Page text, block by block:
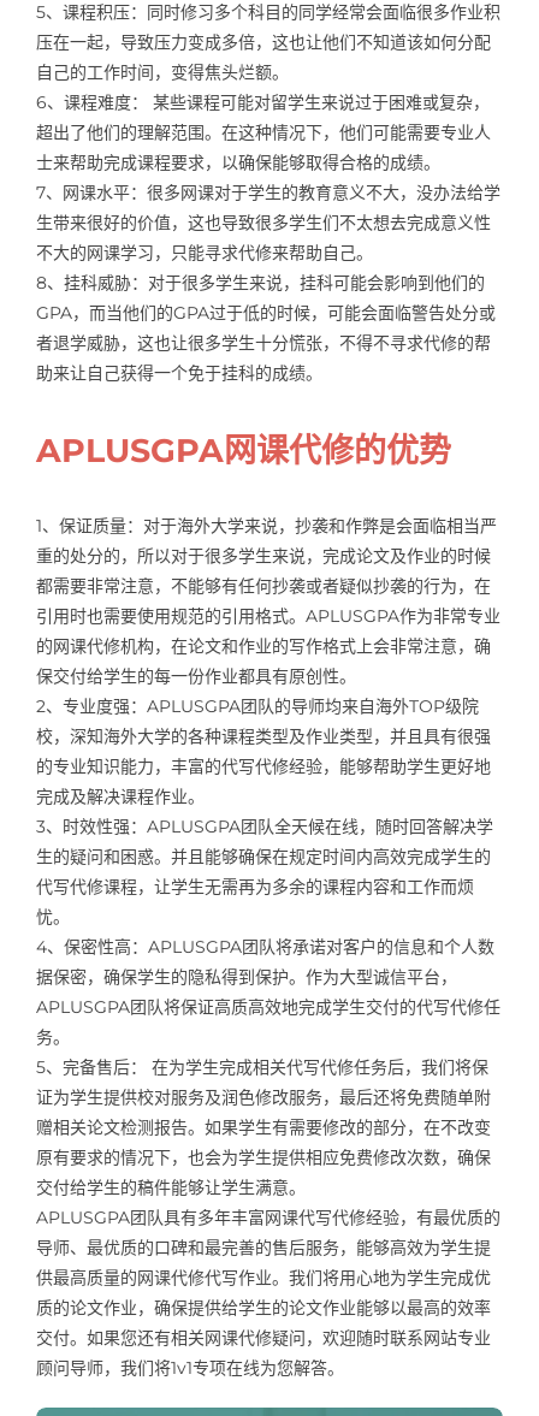
5、课程积压：同时修习多个科目的同学经常会面临很多作业积
压在一起，导致压力变成多倍，这也让他们不知道该如何分配
自己的工作时间，变得焦头烂额。
6、课程难度： 某些课程可能对留学生来说过于困难或复杂，
超出了他们的理解范围。在这种情况下，他们可能需要专业人
士来帮助完成课程要求，以确保能够取得合格的成绩。
7、网课水平：很多网课对于学生的教育意义不大，没办法给学
生带来很好的价值，这也导致很多学生们不太想去完成意义性
不大的网课学习，只能寻求代修来帮助自己。
8、挂科威胁：对于很多学生来说，挂科可能会影响到他们的
GPA，而当他们的GPA过于低的时候，可能会面临警告处分或
者退学威胁，这也让很多学生十分慌张，不得不寻求代修的帮
助来让自己获得一个免于挂科的成绩。
APLUSGPA网课代修的优势
1、保证质量：对于海外大学来说，抄袭和作弊是会面临相当严
重的处分的，所以对于很多学生来说，完成论文及作业的时候
都需要非常注意，不能够有任何抄袭或者疑似抄袭的行为，在
引用时也需要使用规范的引用格式。APLUSGPA作为非常专业
的网课代修机构，在论文和作业的写作格式上会非常注意，确
保交付给学生的每一份作业都具有原创性。
2、专业度强：APLUSGPA团队的导师均来自海外TOP级院
校，深知海外大学的各种课程类型及作业类型，并且具有很强
的专业知识能力，丰富的代写代修经验，能够帮助学生更好地
完成及解决课程作业。
3、时效性强：APLUSGPA团队全天候在线，随时回答解决学
生的疑问和困惑。并且能够确保在规定时间内高效完成学生的
代写代修课程，让学生无需再为多余的课程内容和工作而烦
忧。
4、保密性高：APLUSGPA团队将承诺对客户的信息和个人数
据保密，确保学生的隐私得到保护。作为大型诚信平台，
APLUSGPA团队将保证高质高效地完成学生交付的代写代修任
务。
5、完备售后： 在为学生完成相关代写代修任务后，我们将保
证为学生提供校对服务及润色修改服务，最后还将免费随单附
赠相关论文检测报告。如果学生有需要修改的部分，在不改变
原有要求的情况下，也会为学生提供相应免费修改次数，确保
交付给学生的稿件能够让学生满意。
APLUSGPA团队具有多年丰富网课代写代修经验，有最优质的
导师、最优质的口碑和最完善的售后服务，能够高效为学生提
供最高质量的网课代修代写作业。我们将用心地为学生完成优
质的论文作业，确保提供给学生的论文作业能够以最高的效率
交付。如果您还有相关网课代修疑问，欢迎随时联系网站专业
顾问导师，我们将1v1专项在线为您解答。